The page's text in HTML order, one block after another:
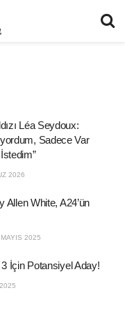
Léa Seydoux:
Sadece Var
2026
White, A24’ün
2025
İçin Potansiyel Aday!